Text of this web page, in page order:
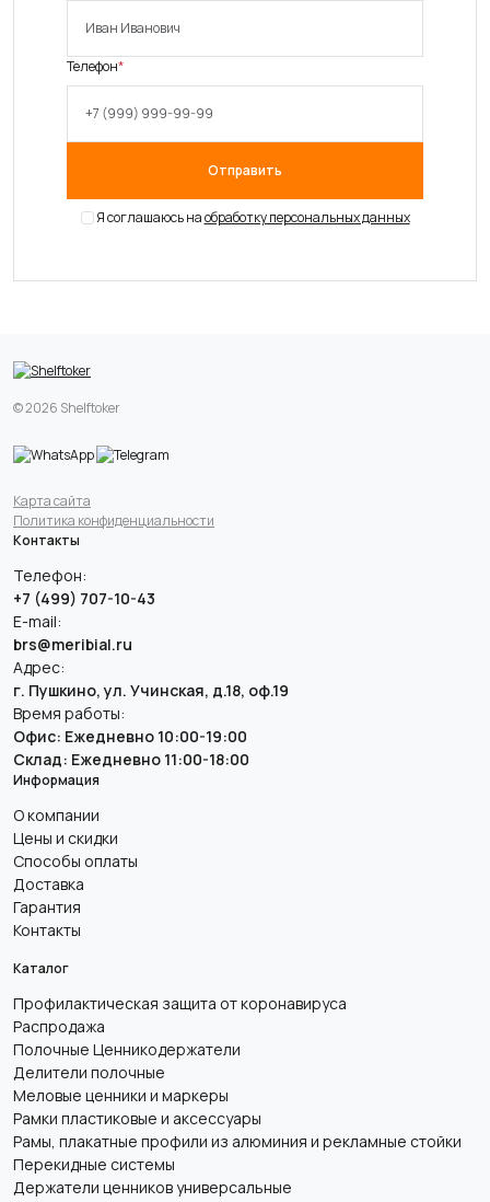
Телефон*
Отправить
Я соглашаюсь наобработку персональных данных
© 2026 Shelftoker
Карта сайта
Политика конфиденциальности
Информация
О компании
Цены и скидки
Способы оплаты
Доставка
Гарантия
Контакты
Каталог
Профилактическая защита от коронавируса
Распродажа
Полочные Ценникодержатели
Делители полочные
Меловые ценники и маркеры
Рамки пластиковые и аксессуары
Рамы, плакатные профили из алюминия и рекламные стойки
Перекидные системы
Держатели ценников универсальные
Контакты
Телефон:
+7 (499) 707-10-43
E-mail:
brs@meribial.ru
Адрес:
г. Пушкино, ул. Учинская, д.18, оф.19
Время работы:
Офис: Ежедневно 10:00-19:00
Склад: Ежедневно 11:00-18:00